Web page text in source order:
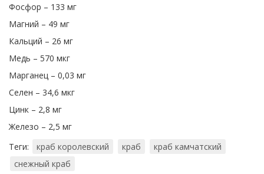
Фосфор – 133 мг
Магний – 49 мг
Кальций – 26 мг
Медь – 570 мкг
Марганец – 0,03 мг
Селен – 34,6 мкг
Цинк – 2,8 мг
Железо – 2,5 мг
Теги:
краб королевский краб
краб камчатский
снежный краб